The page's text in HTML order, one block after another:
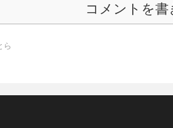
コメントを書
ら